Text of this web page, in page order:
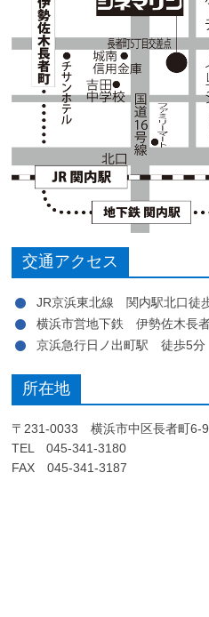
交通アクセス
JR京浜東北線 関内駅北口徒
横浜市営地下鉄 伊勢佐木長
京浜急行日ノ出町駅 徒歩5分
所在地
〒231-0033 横浜市中区長者町6-
TEL 045-341-3180
FAX 045-341-3187